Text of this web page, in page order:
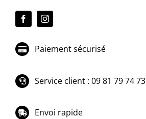
Paiement sécurisé
Service client : 09 81 79 74 73
Envoi rapide